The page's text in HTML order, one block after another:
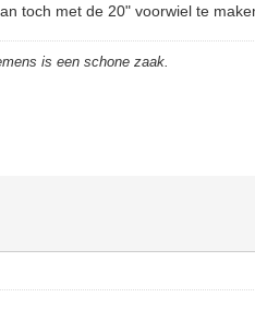
toch met de 20" voorwiel te
is een schone zaak.